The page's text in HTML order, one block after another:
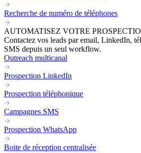
Recherche de numéro de téléphones
AUTOMATISEZ VOTRE
Contactez vos leads par email, LinkedIn,
SMS depuis un seul workflow.
Outreach multicanal
Prospection LinkedIn
Prospection téléphonique
Campagnes SMS
Prospection WhatsApp
Boite de réception centralisée